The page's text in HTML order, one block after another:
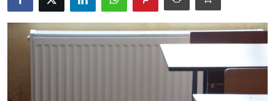
Bütün xəbərlər